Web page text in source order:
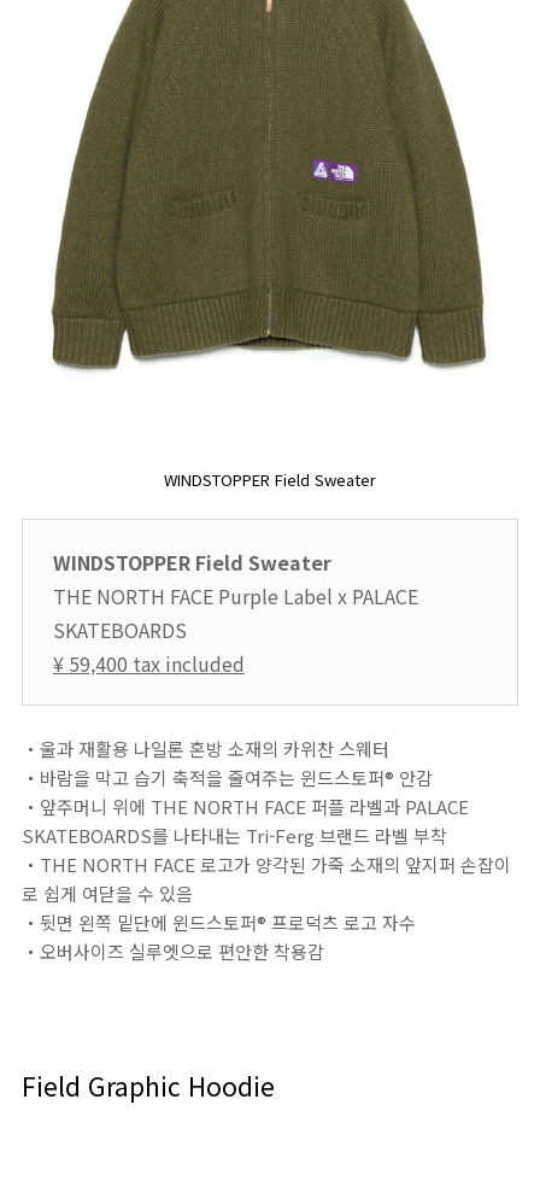
WINDSTOPPER Field Sweater
WINDSTOPPER Field Sweater
THE NORTH FACE Purple Label x PALACE
SKATEBOARDS
¥ 59,400 tax included
・울과 재활용 나일론 혼방 소재의 카위찬 스웨터
・바람을 막고 습기 축적을 줄여주는 윈드스토퍼® 안감
・앞주머니 위에 THE NORTH FACE 퍼플 라벨과 PALACE
SKATEBOARDS를 나타내는 Tri-Ferg 브랜드 라벨 부착
・THE NORTH FACE 로고가 양각된 가죽 소재의 앞지퍼 손잡이
로 쉽게 여닫을 수 있음
・뒷면 왼쪽 밑단에 윈드스토퍼® 프로덕츠 로고 자수
・오버사이즈 실루엣으로 편안한 착용감
Field Graphic Hoodie